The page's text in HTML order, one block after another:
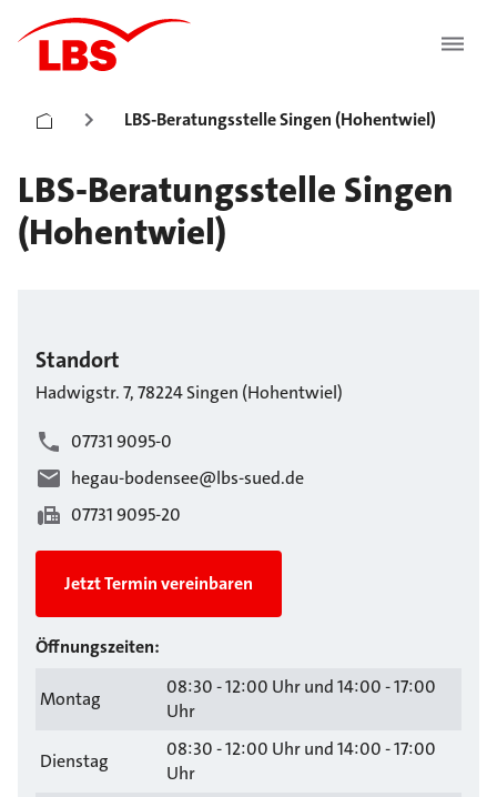
LBS-Beratungsstelle Singen (Hohentwiel)
LBS-Beratungsstelle Singen
(Hohentwiel)
Standort
Hadwigstr.7,78224Singen (Hohentwiel)
07731 9095-0
hegau-bodensee@lbs-sued.de
07731 9095-20
Jetzt Termin vereinbaren
Öffnungszeiten:
Montag
08:30 - 12:00 Uhr und 14:00 - 17:00
Uhr
Dienstag
08:30 - 12:00 Uhr und 14:00 - 17:00
Uhr